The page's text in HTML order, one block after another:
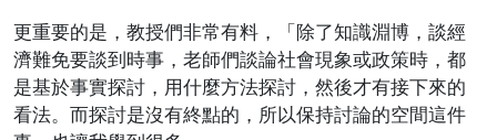
更重要的是，教授們非常有料，「除了知識淵博，談經
濟難免要談到時事，老師們談論社會現象或政策時，都
是基於事實探討，用什麼方法探討，然後才有接下來的
看法。而探討是沒有終點的，所以保持討論的空間這件